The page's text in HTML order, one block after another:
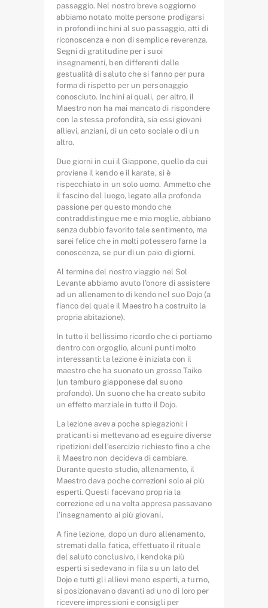
passaggio. Nel nostro breve soggiorno
abbiamo notato molte persone prodigarsi
in profondi inchini al suo passaggio, atti di
riconoscenza e non di semplice reverenza.
Segni di gratitudine per i suoi
insegnamenti, ben differenti dalle
gestualità di saluto che si fanno per pura
forma di rispetto per un personaggio
conosciuto. Inchini ai quali, per altro, il
Maestro non ha mai mancato di rispondere
con la stessa profondità, sia essi giovani
allievi, anziani, di un ceto sociale o di un
altro.
Due giorni in cui il Giappone, quello da cui
proviene il kendo e il karate, si è
rispecchiato in un solo uomo. Ammetto che
il fascino del luogo, legato alla profonda
passione per questo mondo che
contraddistingue me e mia moglie, abbiano
senza dubbio favorito tale sentimento, ma
sarei felice che in molti potessero farne la
conoscenza, se pur di un paio di giorni.
Al termine del nostro viaggio nel Sol
Levante abbiamo avuto l’onore di assistere
ad un allenamento di kendo nel suo Dojo (a
fianco del quale il Maestro ha costruito la
propria abitazione).
In tutto il bellissimo ricordo che ci portiamo
dentro con orgoglio, alcuni punti molto
interessanti: la lezione è iniziata con il
maestro che ha suonato un grosso Taiko
(un tamburo giapponese dal suono
profondo). Un suono che ha creato subito
un effetto marziale in tutto il Dojo.
La lezione aveva poche spiegazioni: i
praticanti si mettevano ad eseguire diverse
ripetizioni dell’esercizio richiesto fino a che
il Maestro non decideva di cambiare.
Durante questo studio, allenamento, il
Maestro dava poche correzioni solo ai più
esperti. Questi facevano propria la
correzione ed una volta appresa passavano
l’insegnamento ai più giovani.
A fine lezione, dopo un duro allenamento,
stremati dalla fatica, effettuato il rituale
del saluto conclusivo, i kendoka più
esperti si sedevano in fila su un lato del
Dojo e tutti gli allievi meno esperti, a turno,
si posizionavano davanti ad uno di loro per
ricevere impressioni e consigli per